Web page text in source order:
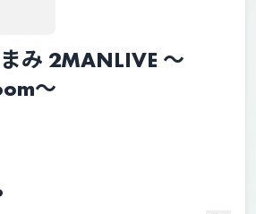
み 2MANLIVE 〜
〜